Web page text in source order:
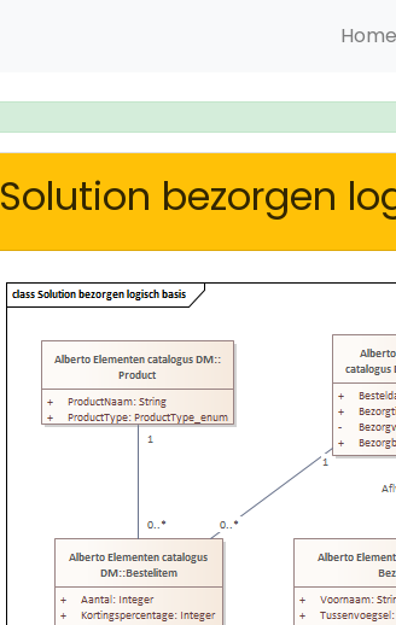
Home
Solution bezorgen